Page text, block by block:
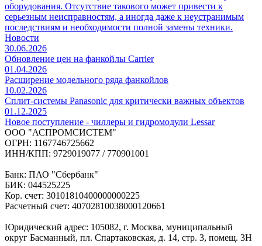
оборудования. Отсутствие такового может привести к
серьезным неисправностям, а иногда даже к неустранимым
последствиям и необходимости полной замены техники.
Новости
30.06.2026
Обновление цен на фанкойлы Carrier
01.04.2026
Расширение модельного ряда фанкойлов
10.02.2026
Сплит-системы Panasonic для критически важных объектов
01.12.2025
Новое поступление - чиллеры и гидромодули Lessar
ООО "АСПРОМСИСТЕМ"
ОГРН: 1167746725662
ИНН/КПП: 9729019077 / 770901001
Банк: ПАО "Сбербанк"
БИК: 044525225
Кор. счет: 30101810400000000225
Расчетный счет: 40702810038000120661
Юридический адрес: 105082, г. Москва, муниципальный
округ Басманный, пл. Спартаковская, д. 14, стр. 3, помещ. 3Н